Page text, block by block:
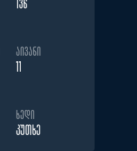
136
ᲐᲘᲕᲐᲜᲘ
11
ᲮᲔᲓᲘ
ᲙᲣᲗᲮᲔ